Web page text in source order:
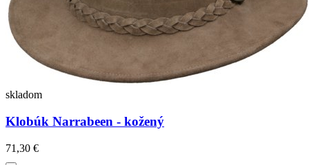
skladom
Klobúk Narrabeen - kožený
71,30 €